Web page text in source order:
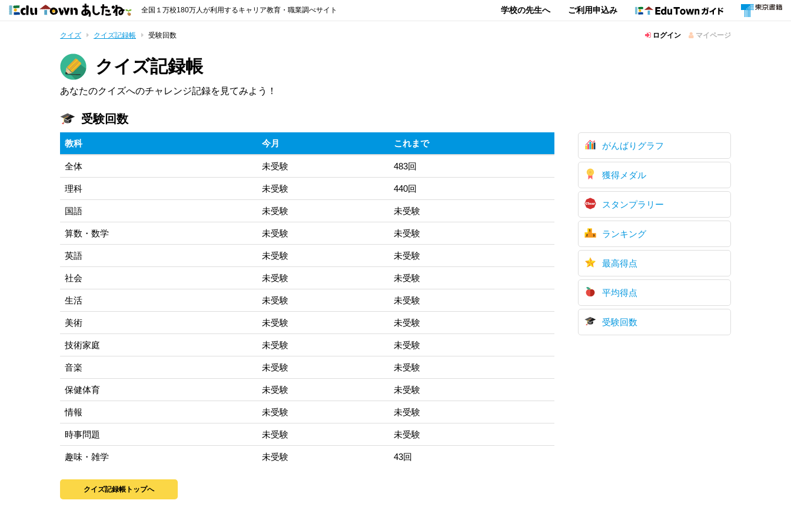
全国１万校180万人が利用するキャリア教育・職業調べサイト 学校の先生へ ご利用申込み
クイズ クイズ記録帳 受験回数 ログイン マイページ
クイズ記録帳
あなたのクイズへのチャレンジ記録を見てみよう！
受験回数
教科 今月 これまで
全体 未受験 483回
理科 未受験 440回
国語 未受験 未受験
算数・数学 未受験 未受験
英語 未受験 未受験
社会 未受験 未受験
生活 未受験 未受験
美術 未受験 未受験
技術家庭 未受験 未受験
音楽 未受験 未受験
保健体育 未受験 未受験
情報 未受験 未受験
時事問題 未受験 未受験
趣味・雑学 未受験 43回
クイズ記録帳トップへ
がんばりグラフ
獲得メダル
スタンプラリー
ランキング
最高得点
平均得点
受験回数